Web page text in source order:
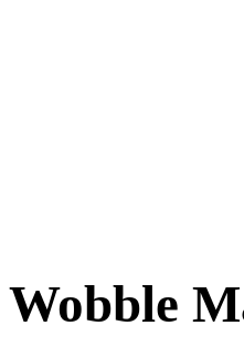
Wobble